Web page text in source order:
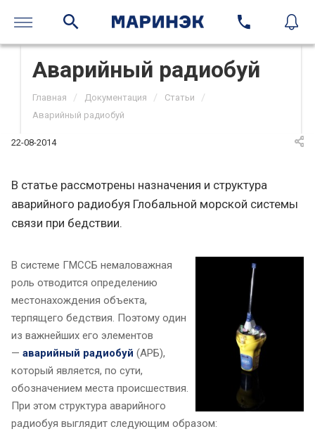
Аварийный радиобуй
Главная / Документация / Статьи /
Аварийный радиобуй
22-08-2014
В статье рассмотрены назначения и структура
аварийного радиобуя Глобальной морской системы
связи при бедствии.
В системе ГМССБ немаловажная
роль отводится определению
местонахождения объекта,
терпящего бедствия. Поэтому один
из важнейших его элементов
— аварийный радиобуй (АРБ),
который является, по сути,
обозначением места происшествия.
При этом структура аварийного
радиобуя выглядит следующим образом: